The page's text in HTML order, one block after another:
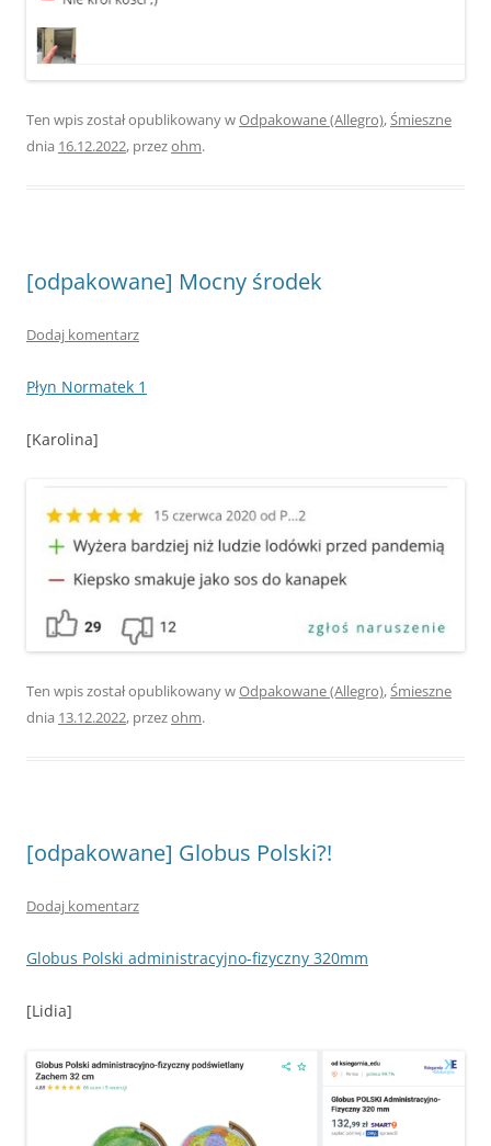
Ten wpis został opublikowany wOdpakowane (Allegro),Śmieszne
dnia 16.12.2022, przezohm.
[odpakowane] Mocny środek
Dodaj komentarz
Płyn Normatek 1
[Karolina]
Ten wpis został opublikowany wOdpakowane (Allegro),Śmieszne
dnia 13.12.2022, przezohm.
[odpakowane] Globus Polski?!
Dodaj komentarz
Globus Polski administracyjno-fizyczny 320mm
[Lidia]